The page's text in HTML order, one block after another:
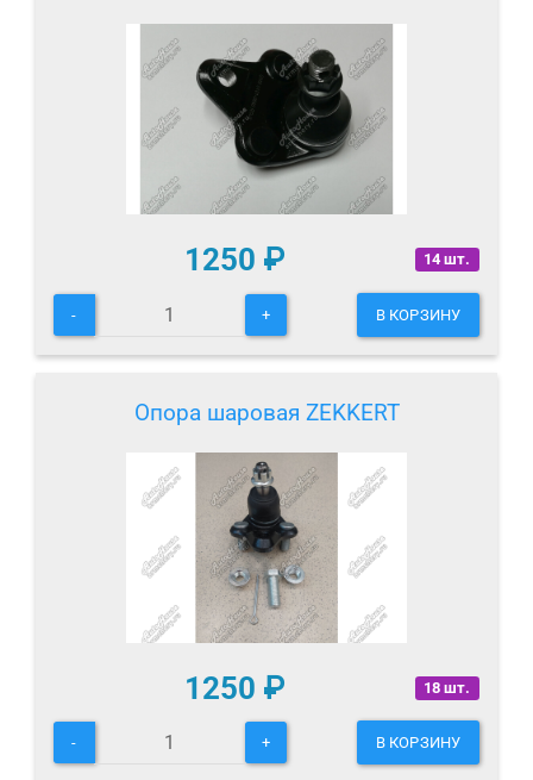
14 шт.
1250 ₽
- + В КОРЗИНУ
Опора шаровая ZEKKERT
18 шт.
1250 ₽
- + В КОРЗИНУ